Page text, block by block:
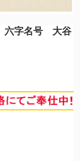
六字名号 大谷